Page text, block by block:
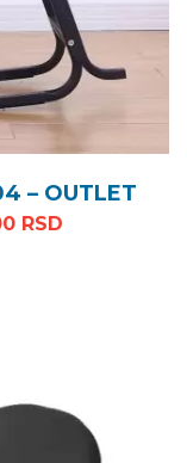
– OUTLET
cena je bila:
RSDTrenutna